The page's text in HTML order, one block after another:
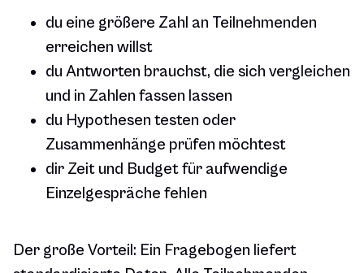
du eine größere Zahl an Teilnehmenden
erreichen willst
du Antworten brauchst, die sich vergleichen
und in Zahlen fassen lassen
du Hypothesen testen oder
Zusammenhänge prüfen möchtest
dir Zeit und Budget für aufwendige
Einzelgespräche fehlen
Der große Vorteil: Ein Fragebogen liefert